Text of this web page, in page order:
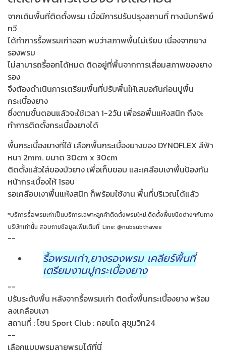
จากเดิมพื้นที่ติดตั้งพรม เมื่อมีการปรับปรุงสถานที่ ทางนับทรัพย์
ทวี
ได้ทำการรื้อพรมเก่าออก พบว่าสภาพพื้นไม่เรียบ เนื่องจากยาง
รองพรม
ไม่สามารถรื้ออกได้หมด ติดอยู่ที่พื้นจากการเสื่อมสภาพของยาง
รอง
จึงต้องดำเนินการเตรียมพื้นที่ปรับพื้นให้เสมอกันก่อนปูพื้น
กระเบื้องยาง
ซึ่งตามขั้นตอนแล้วจะใช้เวลา 1-2วัน เพื่อรอพื้นแห้งสนิท ถึงจะ
ทำการติดตั้งกระเบื้องยางได้
พื้นกระเบื้องยางที่ใช้ เลือกพื้นกระเบื้องยางของ DYNOFLEX สีฟ้า
หนา 2mm. ขนาด 30cm x 30cm
ติดตั้งแล้วใส่ของบัวยาง เพื่อเก็บขอบ และเคลือบเงาพื้นป้องกัน
หน้ากระเบื้องให้ 1รอบ
รอเคลือบเงาพื้นแห้งสนิท ก็พร้อมใช้งาน พื้นที่บริเวณได้แล้ว
*บริการรื้อพรมเก่าเป็นบริการเฉพาะลูกค้าติดตั้งพรมใหม่,ติดตั้งพื้นชนิดต่างๆกับทาง
บริษัทเท่านั้น สอบถามข้อมูลเพิ่มเติมที่ Line: @nubsubthavee
--
รื้อพรมเก่า,ยางรองพรม เคลียร์พื้นที่
เตรียมงานปูกระเบื้องยาง
--
ปรับระดับพื้น หลังจากรื้อพรมเก่า ติดตั้งพื้นกระเบื้องยาง พร้อม
ลงเคลือบเงา
สถานที่ : โซน Sport Club : คอนโด สุขุมวิท24
--
เลือกแบบพรมลายพรมได้ที่นี่